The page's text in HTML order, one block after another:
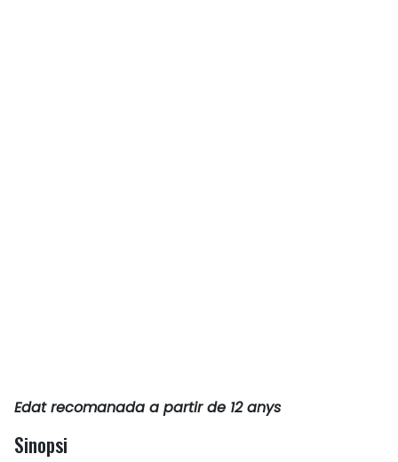
Edat recomanada a partir de 12 anys
Sinopsi